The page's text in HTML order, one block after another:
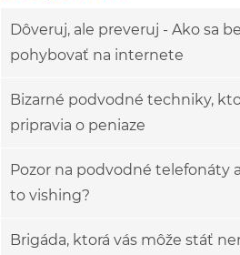
Dôveruj, ale preveruj - Ako sa
pohybovať na internete
Bizarné podvodné techniky,
pripravia o peniaze
Pozor na podvodné telefonáty
to vishing?
Brigáda, ktorá vás môže stáť